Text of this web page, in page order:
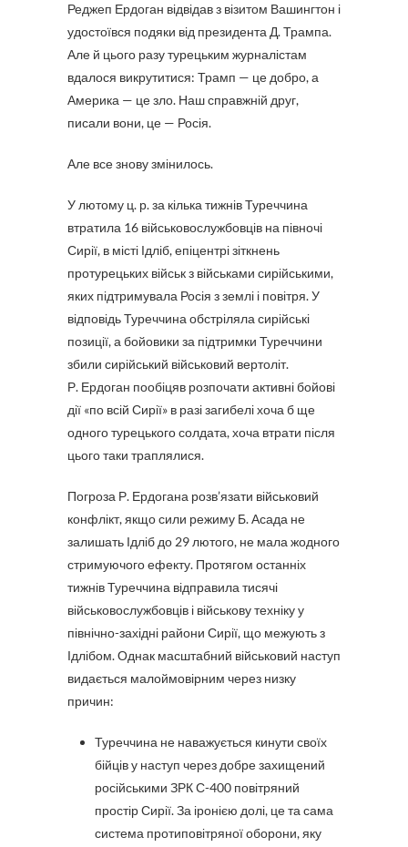
Реджеп Ердоган відвідав з візитом Вашингтон і
удостоївся подяки від президента Д. Трампа.
Але й цього разу турецьким журналістам
вдалося викрутитися: Трамп — це добро, а
Америка — це зло. Наш справжній друг,
писали вони, це — Росія.
Але все знову змінилось.
У лютому ц. р. за кілька тижнів Туреччина
втратила 16 військовослужбовців на півночі
Сирії, в місті Ідліб, епіцентрі зіткнень
протурецьких військ з військами сирійськими,
яких підтримувала Росія з землі і повітря. У
відповідь Туреччина обстріляла сирійські
позиції, а бойовики за підтримки Туреччини
збили сирійський військовий вертоліт.
Р. Ердоган пообіцяв розпочати активні бойові
дії «по всій Сирії» в разі загибелі хоча б ще
одного турецького солдата, хоча втрати після
цього таки траплялися.
Погроза Р. Ердогана розв’язати військовий
конфлікт, якщо сили режиму Б. Асада не
залишать Ідліб до 29 лютого, не мала жодного
стримуючого ефекту. Протягом останніх
тижнів Туреччина відправила тисячі
військовослужбовців і військову техніку у
північно-західні райони Сирії, що межують з
Ідлібом. Однак масштабний військовий наступ
видається малоймовірним через низку
причин:
Туреччина не наважується кинути своїх
бійців у наступ через добре захищений
російськими ЗРК С-400 повітряний
простір Сирії. За іронією долі, це та сама
система протиповітряної оборони, яку